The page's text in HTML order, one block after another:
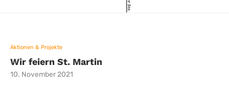
Aktionen & Projekte
Wir feiern St. Martin
10. November 2021